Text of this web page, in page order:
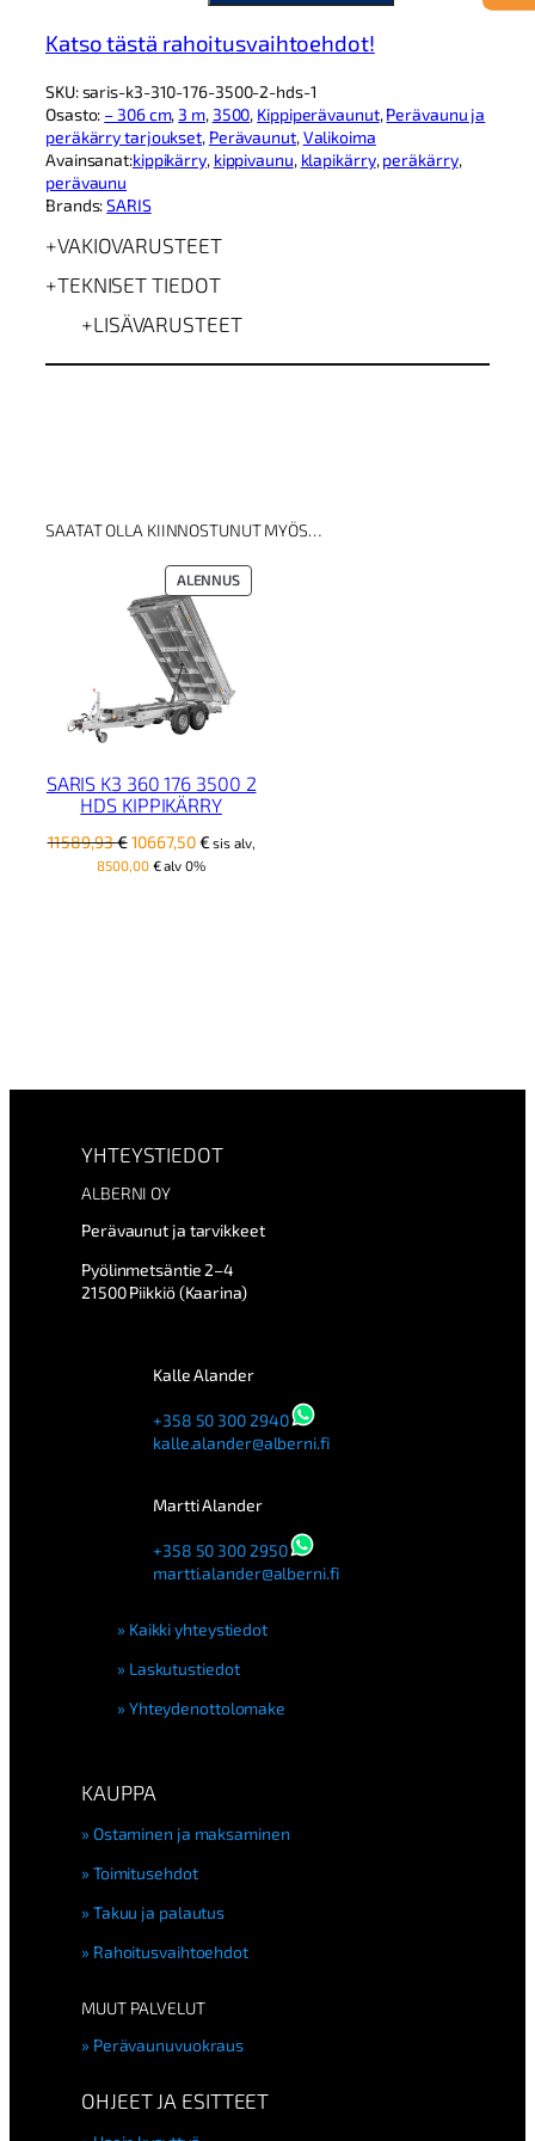
S
3
3
1
0
1
7
3
0
H
i
Katso tästä rahoitusvaihtoehdot!
SKU:saris-k3-310-176-3500-2-hds-1
Osasto: – 306 cm, 3 m, 3500, Kippiperävaunut, Perävaunu ja
peräkärry tarjoukset, Perävaunut, Valikoima
Avainsanat:kippikärry, kippivaunu, klapikärry, peräkärry,
perävaunu
Brands:SARIS
VAKIOVARUSTEET
TEKNISET TIEDOT
LISÄVARUSTEET
SAATAT OLLA KIINNOSTUNUT MYÖS…
ALENNUSTUOTE
ALENNUKSESSA
SARIS K3 360 176 3500 2
HDS KIPPIKÄRRY
11589,93€Alkuperäinen
hinta
10667,50€Nykyinen
sis alv,
8500,00 €alv 0%
YHTEYSTIEDOT
ALBERNI OY
Perävaunut ja tarvikkeet
Pyölinmetsäntie 2–4
21500 Piikkiö (Kaarina)
Kalle Alander
+358 50 300 2940
kalle.alander@alberni.fi
Martti Alander
+358 50 300 2950
martti.alander@alberni.fi
Kaikki yhteystiedot
Laskutustiedot
Yhteydenottolomake
KAUPPA
Ostaminen ja maksaminen
Toimitusehdot
Takuu ja palautus
Rahoitusvaihtoehdot
MUUT PALVELUT
Perävaunuvuokraus
OHJEET JA ESITTEET